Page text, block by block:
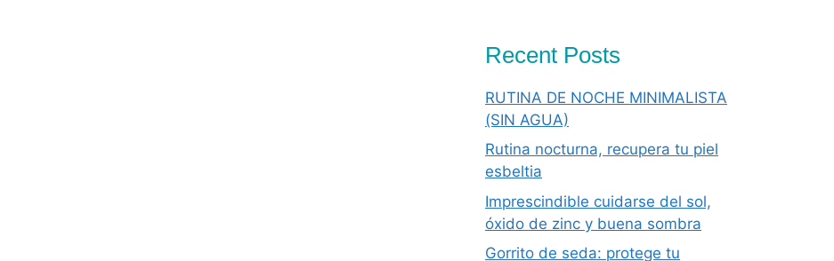
Recent Posts
RUTINA DE NOCHE MINIMALISTA
(SIN AGUA)
Rutina nocturna, recupera tu piel
esbeltia
Imprescindible cuidarse del sol,
óxido de zinc y buena sombra
Gorrito de seda: protege tu